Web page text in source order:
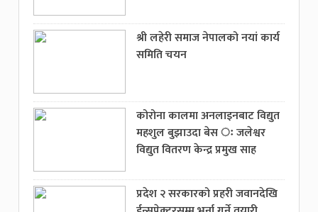
श्री लहेरी समाज नेपालको नयां कार्य
समिति चयन
कोरोना कालमा अनलाइनबाट विद्युत
महशुल बुझाउदा बेस ः जलेश्वर
विद्युत वितरण केन्द्र प्रमुख साह
प्रदेश २ सरकारको प्रहरी जवानदेखि